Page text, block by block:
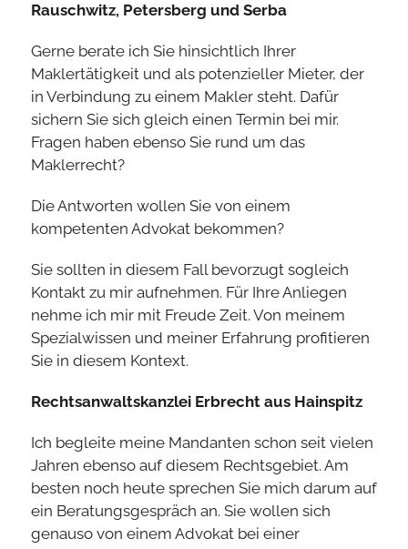
Rauschwitz, Petersberg und Serba
Gerne berate ich Sie hinsichtlich Ihrer
Maklertätigkeit und als potenzieller Mieter, der
in Verbindung zu einem Makler steht. Dafür
sichern Sie sich gleich einen Termin bei mir.
Fragen haben ebenso Sie rund um das
Maklerrecht?
Die Antworten wollen Sie von einem
kompetenten Advokat bekommen?
Sie sollten in diesem Fall bevorzugt sogleich
Kontakt zu mir aufnehmen. Für Ihre Anliegen
nehme ich mir mit Freude Zeit. Von meinem
Spezialwissen und meiner Erfahrung profitieren
Sie in diesem Kontext.
Rechtsanwaltskanzlei Erbrecht aus Hainspitz
Ich begleite meine Mandanten schon seit vielen
Jahren ebenso auf diesem Rechtsgebiet. Am
besten noch heute sprechen Sie mich darum auf
ein Beratungsgespräch an. Sie wollen sich
genauso von einem Advokat bei einer